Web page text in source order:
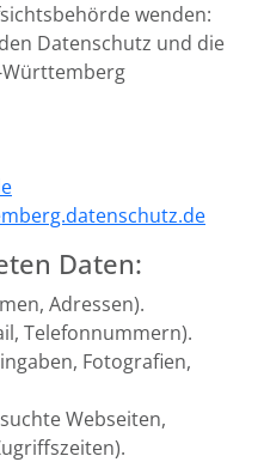
wenden:
Datenschutz und die
Daten:
Adressen).
Telefonnummern).
Fotografien,
Webseiten,